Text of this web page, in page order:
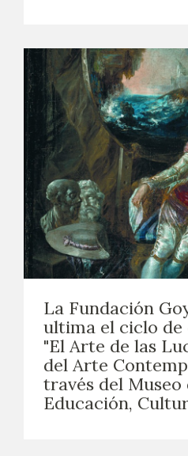
La Fundación
ultima el ciclo de
"El Arte de las
del Arte
través del Museo
Educación,